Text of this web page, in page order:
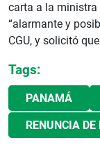
carta a la
“alarmante y
CGU, y solicitó
Tags:
PANAMÁ
RENUNCIA